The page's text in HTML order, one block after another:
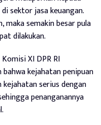
sektor jasa keuangan.
maka semakin besar pula
dilakukan.
XI DPR RI
kejahatan penipuan
serius dengan
penanganannya